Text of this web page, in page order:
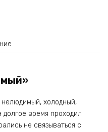
нелюдимый, холодный,
время проходил
не связываться с